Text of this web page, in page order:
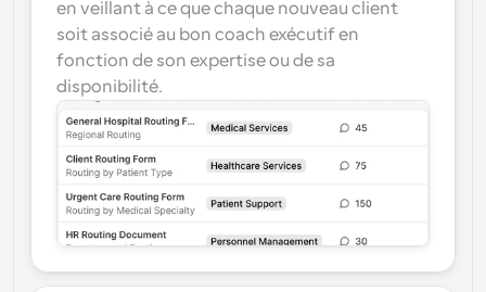
en veillant à ce que chaque nouveau client
soit associé au bon coach exécutif en
fonction de son expertise ou de sa
disponibilité.